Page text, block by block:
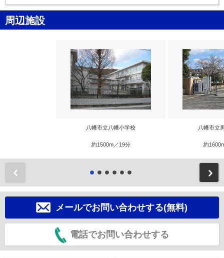
周辺施設
八幡市立八幡小学校
約1500m／19分
八幡市立
約
メールでお問い合わせする(無料)
電話でお問い合わせする